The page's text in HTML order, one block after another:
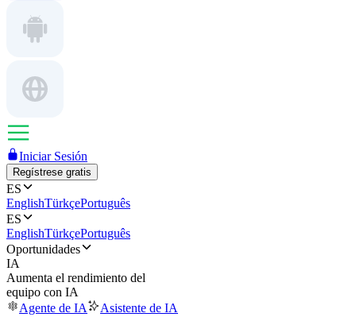
Iniciar Sesión
Regístrese gratis
ES
EnglishTürkçePortuguês
ES
EnglishTürkçePortuguês
Oportunidades
IA
Aumenta el rendimiento del
equipo con IA
Agente de IA
Asistente de IA